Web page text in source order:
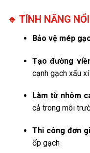
🔹 TÍNH NĂNG
Bảo vệ mép
Tạo đường
cạnh gạch xấu xí
Làm từ nhôm
cả trong môi
Thi công đơn
ốp gạch